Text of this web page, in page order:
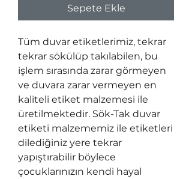
Sepete Ekle
Tüm duvar etiketlerimiz, tekrar
tekrar sökülüp takılabilen, bu
işlem sırasında zarar görmeyen
ve duvara zarar vermeyen en
kaliteli etiket malzemesi ile
üretilmektedir. Sök-Tak duvar
etiketi malzememiz ile etiketleri
dilediğiniz yere tekrar
yapıştırabilir böylece
çocuklarınızın kendi hayal